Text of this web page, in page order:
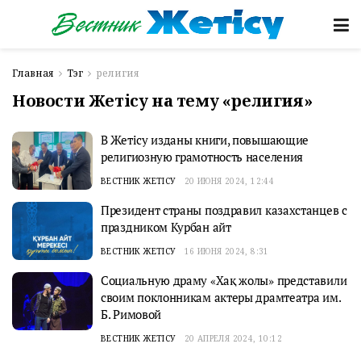
Главная Тэг религия
Новости Жетісу на тему «религия»
В Жетісу изданы книги, повышающие
религиозную грамотность населения
ВЕСТНИК ЖЕТІСУ 20 ИЮНЯ 2024, 12:44
Президент страны поздравил казахстанцев с
праздником Курбан айт
ВЕСТНИК ЖЕТІСУ 16 ИЮНЯ 2024, 8:31
Социальную драму «Хақ жолы» представили
своим поклонникам актеры драмтеатра им.
Б. Римовой
ВЕСТНИК ЖЕТІСУ 20 АПРЕЛЯ 2024, 10:12